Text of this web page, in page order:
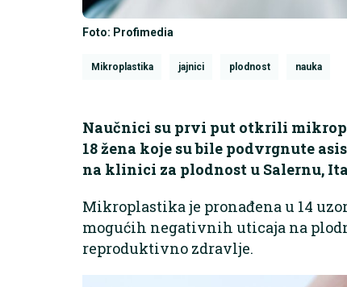
Foto: Profimedia
Mikroplastika jajnici plodnost nauka
Naučnici su prvi put otkrili
18 žena koje su bile podvrgnute
na klinici za plodnost u Salernu,
Mikroplastika je pronađena u 14
mogućih negativnih uticaja na
reproduktivno zdravlje.